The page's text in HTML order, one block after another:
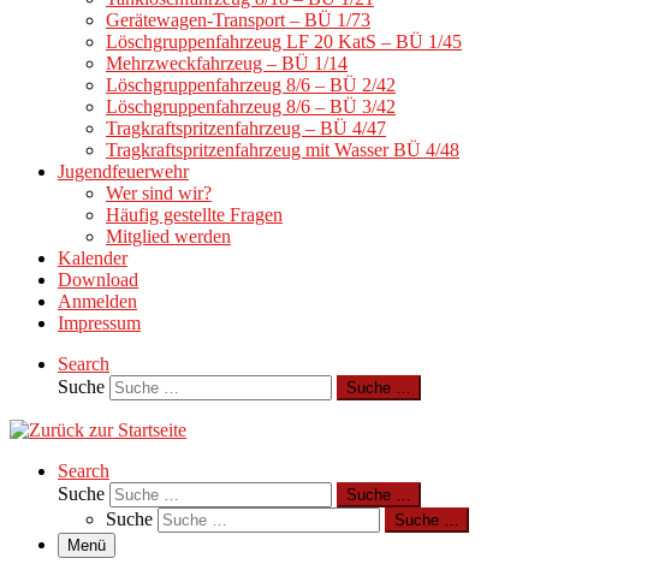
Gerätewagen-Transport – BÜ 1/73
Löschgruppenfahrzeug LF 20 KatS – BÜ 1/45
Mehrzweckfahrzeug – BÜ 1/14
Löschgruppenfahrzeug 8/6 – BÜ 2/42
Löschgruppenfahrzeug 8/6 – BÜ 3/42
Tragkraftspritzenfahrzeug – BÜ 4/47
Tragkraftspritzenfahrzeug mit Wasser BÜ 4/48
Jugendfeuerwehr
Wer sind wir?
Häufig gestellte Fragen
Mitglied werden
Kalender
Download
Anmelden
Impressum
Search
Suche
Suche …
Search
Suche
Suche …
Suche
Suche …
Menü